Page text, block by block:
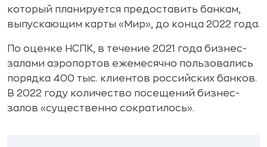
который планируется предоставить банкам,
выпускающим карты «Мир», до конца 2022 года.
По оценке НСПК, в течение 2021 года бизнес-
залами аэропортов ежемесячно пользовались
порядка 400 тыс. клиентов российских банков.
В 2022 году количество посещений бизнес-
залов «существенно сократилось».